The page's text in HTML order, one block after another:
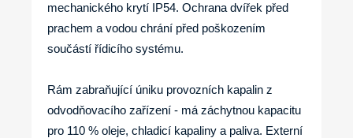
mechanického krytí IP54. Ochrana dvířek před
prachem a vodou chrání před poškozením
součástí řídicího systému.
Rám zabraňující úniku provozních kapalin z
odvodňovacího zařízení - má záchytnou kapacitu
pro 110 % oleje, chladicí kapaliny a paliva. Externí